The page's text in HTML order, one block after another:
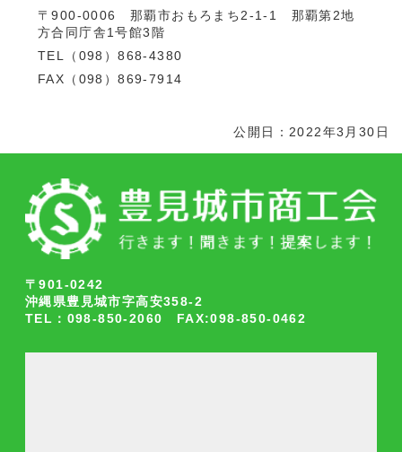
〒900-0006 那覇市おもろまち2-1-1 那覇第2地
方合同庁舎1号館3階
TEL（098）868-4380
FAX（098）869-7914
公開日：2022年3月30日
〒901-0242
沖縄県豊見城市字高安358-2
TEL：098-850-2060 FAX:098-850-0462